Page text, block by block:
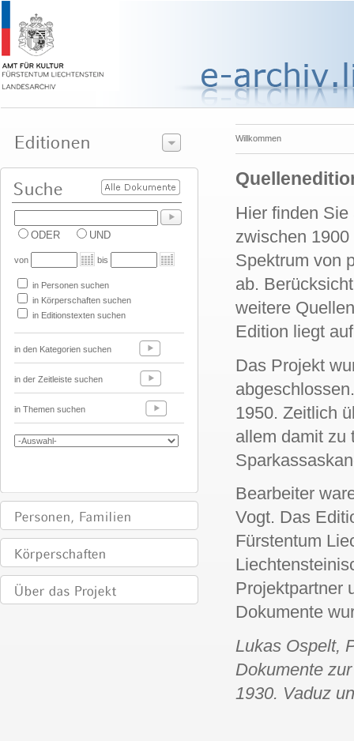
ODER UND
von bis
in Personen suchen
in Körperschaften suchen
in Editionstexten suchen
in den Kategorien suchen
in der Zeitleiste suchen
in Themen suchen
Willkommen
Hier finden
zwischen
Spektrum von
ab.
weitere
Edition liegt
Das Projekt
1950. Zeitlich
allem damit zu
Bearbeiter
Vogt. Das
Fürstentum
Projektpartner
Dokumente
Lukas Ospelt,
Dokumente
1930. Vaduz